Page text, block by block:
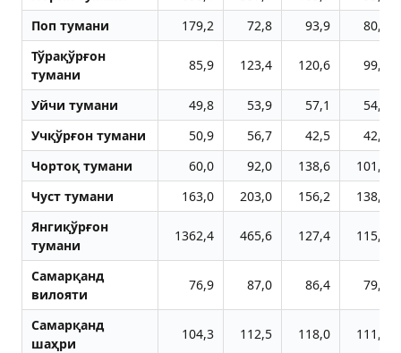
Поп тумани
179,2 72,8 93,9
80,7
Тўрақўрғон
тумани
85,9 123,4 120,6 99,1
Уйчи тумани 49,8 53,9 57,1
54,5
Учқўрғон тумани
50,9 56,7 42,5
42,9
Чортоқ тумани
60,0 92,0 138,6
101,4
Чуст тумани
163,0 203,0 156,2
138,5
Янгиқўрғон
тумани
1362,4 465,6 127,4 115,1
Самарқанд
вилояти
76,9 87,0 86,4 79,4
Самарқанд
шаҳри
104,3 112,5 118,0 111,5